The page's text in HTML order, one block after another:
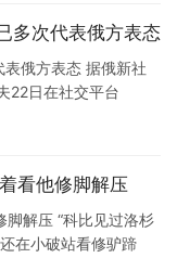
多次代表俄方表态
俄方表态 据俄新社
22日在社交平台
22日在所发文章中对
在首位…
看他修脚解压
解压 “科比见过洛杉
在小破站看修驴蹄